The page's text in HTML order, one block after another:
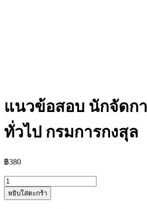
แนวข้อสอบ นักจัดก
ทั่วไป กรมการกงสุล
฿380
จำนวน
แนว
หยิบใส่ตะกร้า